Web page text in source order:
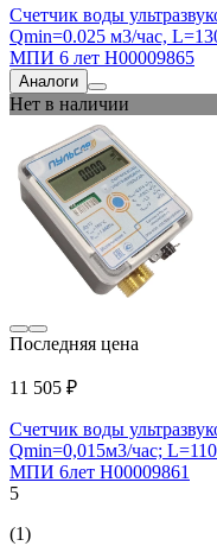
Счетчик воды
Qmin=0.025 м3/час,
МПИ 6 лет Н00009865
Аналоги
Нет в наличии
Последняя цена
11 505 ₽
Счетчик воды
Qmin=0,015м3/час;
МПИ 6лет Н00009861
5
(1)